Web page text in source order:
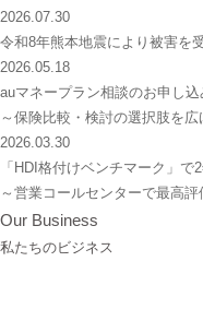
2026.07.30
令和8年熊本地震により被害を
2026.05.18
auマネープラン相談のお申し
～保険比較・検討の選択肢を
2026.03.30
「HDI格付けベンチマーク」
～営業コールセンターで最高評
Our Business
私たちのビジネス